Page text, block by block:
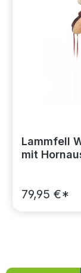
Lammfell
mit
79,95 €*